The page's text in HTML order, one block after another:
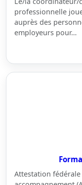
professionnelle
auprès des
employeurs pour…
Attestation fédérale